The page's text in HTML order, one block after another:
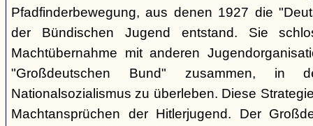
Pfadfinderbewegung, aus denen 1927 die
der Bündischen Jugend entstand. Sie
Machtübernahme mit anderen
"Großdeutschen Bund" zusammen,
Nationalsozialismus zu überleben. Diese
Machtansprüchen der Hitlerjugend. Der